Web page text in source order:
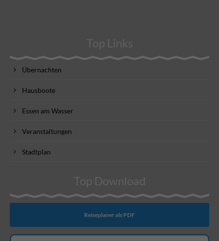
Top Links
Übernachten
Hausboote
Essen am Wasser
Veranstaltungen
Stadtplan
Top Download
Reiseplaner als PDF